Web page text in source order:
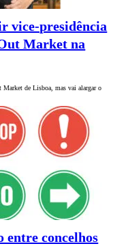
vice-presidência
Market na
de Lisboa, mas vai alargar o
entre concelhos